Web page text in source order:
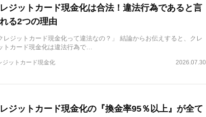
ジットカード現金化は合法！違法行為であると言
る2つの理由
レジットカード現金化って違法なの？」 結論からお伝えすると、クレ
トカード現金化は違法行為で…
2026.07.30
ジットカード現金化
ジットカード現金化の『換金率95％以上』が全て